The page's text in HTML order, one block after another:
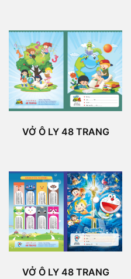
VỞ Ô LY 48 TRANG
VỞ Ô LY 48 TRANG